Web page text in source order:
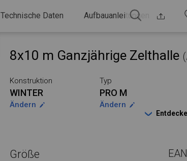
Technische Daten Aufbauanleitungen
8x10 m Ganzjährige Zelthalle
Konstruktion
WINTER
Ändern
Typ
PRO M
Ändern
Größe